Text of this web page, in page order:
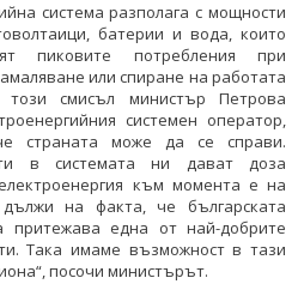
система разполага с мощности
батерии и вода, които
пиковите потребления при
или спиране на работата
смисъл министър Петрова
системен оператор,
страната може да се справи.
в системата ни дават доза
към момента е на
на факта, че българската
притежава една от най-добрите
Така имаме възможност в тази
посочи министърът.